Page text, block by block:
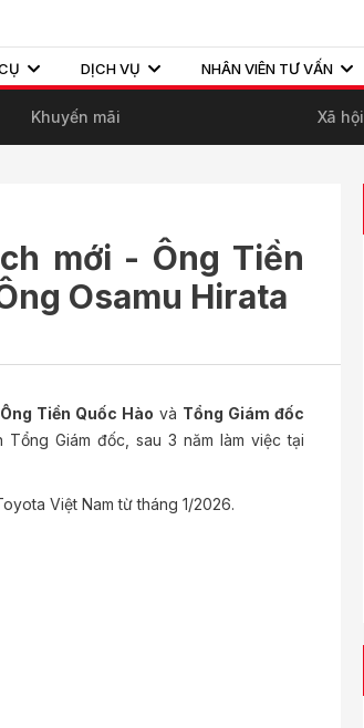
DỊCH VỤ NHÂN VIÊN TƯ VẤN
Khuyến mãi Xã hội
mới - Ông Tiền
Osamu Hirata
Tiền Quốc Hào và Tổng Giám đốc
Tổng Giám đốc, sau 3 năm làm việc tại
Việt Nam từ tháng 1/2026.